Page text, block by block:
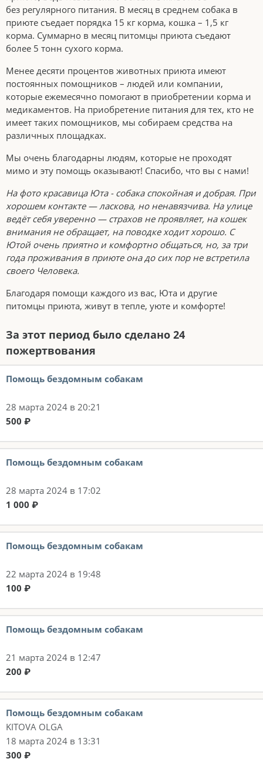
без регулярного питания. В месяц в среднем собака в
приюте съедает порядка 15 кг корма, кошка – 1,5 кг
корма. Суммарно в месяц питомцы приюта съедают
более 5 тонн сухого корма.
Менее десяти процентов животных приюта имеют
постоянных помощников – людей или компании,
которые ежемесячно помогают в приобретении корма и
медикаментов. На приобретение питания для тех, кто не
имеет таких помощников, мы собираем средства на
различных площадках.
Мы очень благодарны людям, которые не проходят
мимо и эту помощь оказывают! Спасибо, что вы с нами!
На фото красавица Юта - собака спокойная и добрая. При
xорошем контакте — ласкова, но ненавязчива. На улице
ведёт себя уверенно — страxов не проявляет, на кошек
внимания не обращает, на поводке xодит xорошо. С
Ютой очень приятно и комфортно общаться, но, за три
года проживания в приюте она до сих пор не встретила
своего Человека.
Благодаря помощи каждого из вас, Юта и другие
питомцы приюта, живут в тепле, уюте и комфорте!
За этот период было сделано 24
пожертвования
Помощь бездомным собакам
28 марта 2024 в 20:21
500 ₽
Помощь бездомным собакам
28 марта 2024 в 17:02
1 000 ₽
Помощь бездомным собакам
22 марта 2024 в 19:48
100 ₽
Помощь бездомным собакам
21 марта 2024 в 12:47
200 ₽
Помощь бездомным собакам
KITOVA OLGA
18 марта 2024 в 13:31
300 ₽